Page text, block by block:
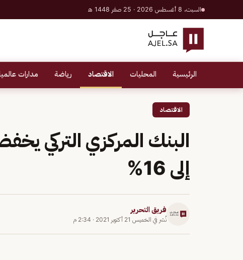
السبت، 8 أغسطس 2026 · 25 صفر 1448 هـ
الرئيسية المحليات الاقتصاد رياضة مدارات
الاقتصاد
البنك المركزي التركي
إلى 16%
فريق التحرير
نُشر في الخميس 21 أكتوبر 2021 · 2:34 م